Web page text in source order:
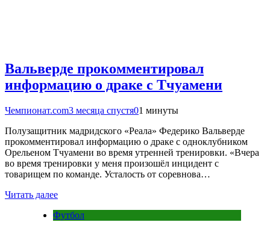
Вальверде прокомментировал
информацию о драке с Тчуамени
Чемпионат.com3 месяца спустя01 минуты
Полузащитник мадридского «Реала» Федерико Вальверде
прокомментировал информацию о драке с одноклубником
Орельеном Тчуамени во время утренней тренировки. «Вчера
во время тренировки у меня произошёл инцидент с
товарищем по команде. Усталость от соревнова…
Читать далее
Футбол